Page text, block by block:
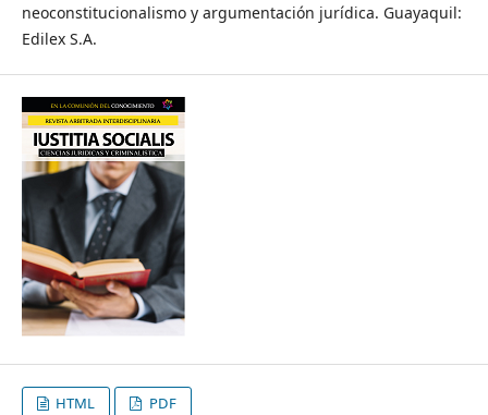
neoconstitucionalismo y argumentación jurídica. Guayaquil:
Edilex S.A.
HTML PDF